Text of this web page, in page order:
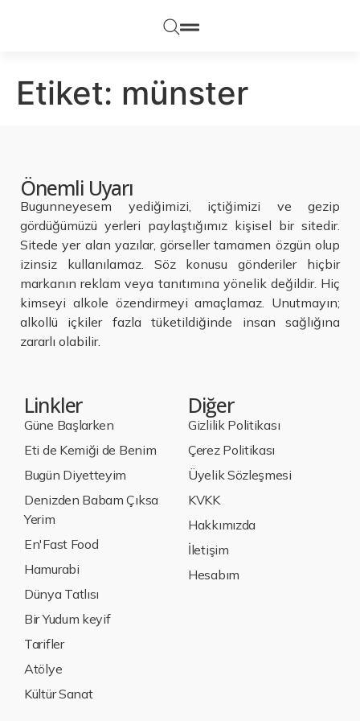
Etiket: münster
Önemli Uyarı
Bugunneyesem yediğimizi, içtiğimizi ve gezip
gördüğümüzü yerleri paylaştığımız kişisel bir sitedir.
Sitede yer alan yazılar, görseller tamamen özgün olup
izinsiz kullanılamaz. Söz konusu gönderiler hiçbir
markanın reklam veya tanıtımına yönelik değildir. Hiç
kimseyi alkole özendirmeyi amaçlamaz. Unutmayın;
alkollü içkiler fazla tüketildiğinde insan sağlığına
zararlı olabilir.
Linkler
Güne Başlarken
Eti de Kemiği de Benim
Bugün Diyetteyim
Denizden Babam Çıksa
Yerim
En'Fast Food
Hamurabi
Dünya Tatlısı
Bir Yudum keyif
Tarifler
Atölye
Kültür Sanat
Diğer
Gizlilik Politikası
Çerez Politikası
Üyelik Sözleşmesi
KVKK
Hakkımızda
İletişim
Hesabım